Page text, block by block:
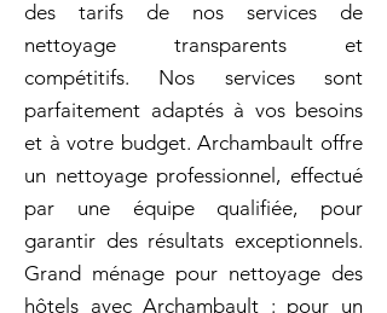
des tarifs de nos services de
nettoyage transparents et
compétitifs. Nos services sont
parfaitement adaptés à vos besoins
et à votre budget. Archambault offre
un nettoyage professionnel, effectué
par une équipe qualifiée, pour
garantir des résultats exceptionnels.
Grand ménage pour nettoyage des
hôtels avec Archambault : pour un